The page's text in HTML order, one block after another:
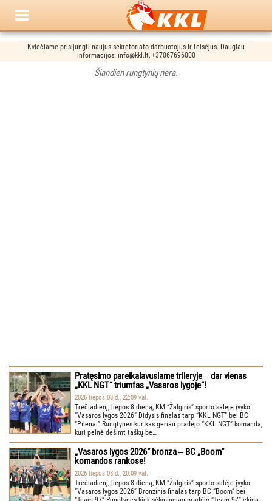
Kviečiame prisijungti naujus sekretoriato darbuotojus ir teisėjus. Daugiau
informacijos: info@kkl.lt, +37067696000
Šiandien rungtynių nėra.
Pratęsimo pareikalavusiame trileryje ‒ dar vienas
„KKL NGT“ triumfas „Vasaros lygoje“!
2026 liepos 08 d., 22:09 val.
Trečiadienį, liepos 8 dieną, KM “Žalgiris” sporto salėje įvyko
“Vasaros lygos 2026” Didysis finalas tarp “KKL NGT” bei BC
“Pilėnai”.Rungtynes kur kas geriau pradėjo “KKL NGT” komanda,
kuri pelnė dešimt taškų be…
„Vasaros lygos 2026“ bronza ‒ BC „Boom“
komandos rankose!
2026 liepos 08 d., 20:09 val.
Trečiadienį, liepos 8 dieną, KM “Žalgiris” sporto salėje įvyko
“Vasaros lygos 2026” Bronzinis finalas tarp BC “Boom” bei